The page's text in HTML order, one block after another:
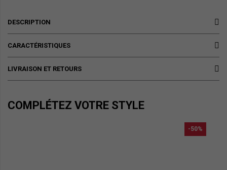
DESCRIPTION
CARACTÉRISTIQUES
LIVRAISON ET RETOURS
COMPLÉTEZ VOTRE STYLE
-50%